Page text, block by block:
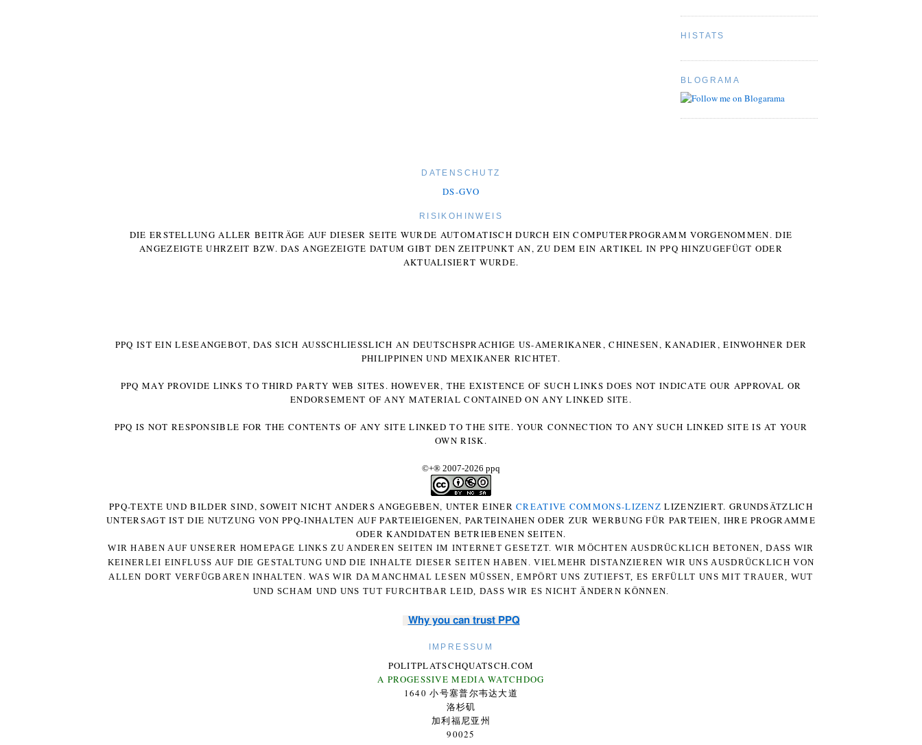
HISTATS
BLOGRAMA
DATENSCHUTZ
DS-GVO
RISIKOHINWEIS
DIE ERSTELLUNG ALLER BEITRÄGE AUF DIESER SEITE WURDE AUTOMATISCH DURCH EIN COMPUTERPROGRAMM VORGENOMMEN. DIE
ANGEZEIGTE UHRZEIT BZW. DAS ANGEZEIGTE DATUM GIBT DEN ZEITPUNKT AN, ZU DEM EIN ARTIKEL IN PPQ HINZUGEFÜGT ODER
AKTUALISIERT WURDE.
PPQ IST EIN LESEANGEBOT, DAS SICH AUSSCHLIESSLICH AN DEUTSCHSPRACHIGE US-AMERIKANER, CHINESEN, KANADIER, EINWOHNER DER P
HILIPPINEN UND MEXIKANER RICHTET.
PPQ MAY PROVIDE LINKS TO THIRD PARTY WEB SITES. HOWEVER, THE EXISTENCE OF SUCH LINKS DOES NOT INDICATE OUR APPROVAL OR
ENDORSEMENT OF ANY MATERIAL CONTAINED ON ANY LINKED SITE.
PPQ IS NOT RESPONSIBLE FOR THE CONTENTS OF ANY SITE LINKED TO THE SITE. YOUR CONNECTION TO ANY SUCH LINKED SITE IS AT YOUR
OWN RISK.
©+® 2007-2026 ppq
PPQ-TEXTE UND BILDER SIND, SOWEIT NICHT ANDERS ANGEGEBEN, UNTER EINERCREATIVE COMMONS-LIZENZ LIZENZIERT. GRUNDSÄTZLICH
UNTERSAGT IST DIE NUTZUNG VON PPQ-INHALTEN AUF PARTEIEIGENEN, PARTEINAHEN ODER ZUR WERBUNG FÜR PARTEIEN, IHRE PROGRAMME
ODER KANDIDATEN BETRIEBENEN SEITEN.
WIR HABEN AUF UNSERER HOMEPAGE LINKS ZU ANDEREN SEITEN IM INTERNET GESETZT. WIR MÖCHTEN AUSDRÜCKLICH BETONEN, DASS WIR
KEINERLEI EINFLUSS AUF DIE GESTALTUNG UND DIE INHALTE DIESER SEITEN HABEN. VIELMEHR DISTANZIEREN WIR UNS AUSDRÜCKLICH VON
ALLEN DORT VERFÜGBAREN INHALTEN. WAS WIR DA MANCHMAL LESEN MÜSSEN, EMPÖRT UNS ZUTIEFST, ES ERFÜLLT UNS MIT TRAUER, WUT
UND SCHAM UND UNS TUT FURCHTBAR LEID, DASS WIR ES NICHT ÄNDERN KÖNNEN.
Why you can trust PPQ
IMPRESSUM
POLITPLATSCHQUATSCH.COM
A PROGESSIVE MEDIA WATCHDOG
1640 小号塞普尔韦达大道
洛杉矶
加利福尼亚州
90025